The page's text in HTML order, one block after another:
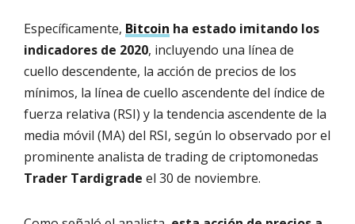
Específicamente, Bitcoin ha estado imitando los
indicadores de 2020, incluyendo una línea de
cuello descendente, la acción de precios de los
mínimos, la línea de cuello ascendente del índice de
fuerza relativa (RSI) y la tendencia ascendente de la
media móvil (MA) del RSI, según lo observado por el
prominente analista de trading de criptomonedas
Trader Tardigrade el 30 de noviembre.